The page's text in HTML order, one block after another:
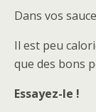
Dans vos
Il est peu
que des bons
Essayez-le !